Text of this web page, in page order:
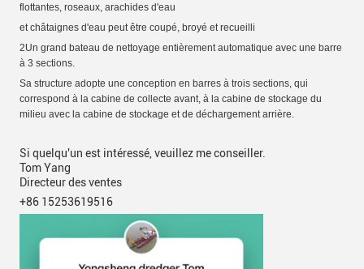
flottantes, roseaux, arachides d'eau
et châtaignes d'eau peut être coupé, broyé et recueilli
2Un grand bateau de nettoyage entièrement automatique avec une barre
à 3 sections.
Sa structure adopte une conception en barres à trois sections, qui
correspond à la cabine de collecte avant, à la cabine de stockage du
milieu avec la cabine de stockage et de déchargement arrière.
Si quelqu'un est intéressé, veuillez me conseiller.
Tom Yang
Directeur des ventes
+86 15253619516